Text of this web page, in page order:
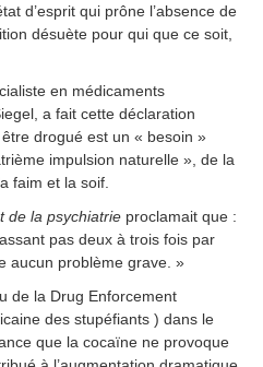
d’esprit qui prône l’absence de
désuète pour qui que ce soit,
en médicaments
a fait cette déclaration
drogué est un « besoin »
impulsion naturelle », de la
faim et la soif.
de la psychiatrie proclamait que :
pas deux à trois fois par
aucun problème grave. »
de la Drug Enforcement
des stupéfiants ) dans le
que la cocaïne ne provoque